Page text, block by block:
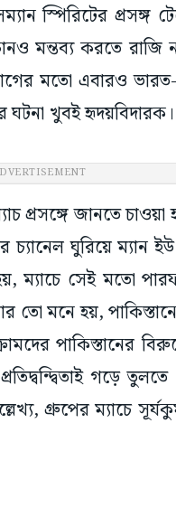
স্পিরিটের প্রসঙ্গ
মন্তব্য করতে রাজি
মতো এবারও ভারত-
খুবই হৃদয়বিদারক।
প্রসঙ্গে জানতে
ঘুরিয়ে ম্যান ইউ
সেই মতো
মনে হয়,
পাকিস্তানের
গড়ে
গ্রুপের ম্যাচে